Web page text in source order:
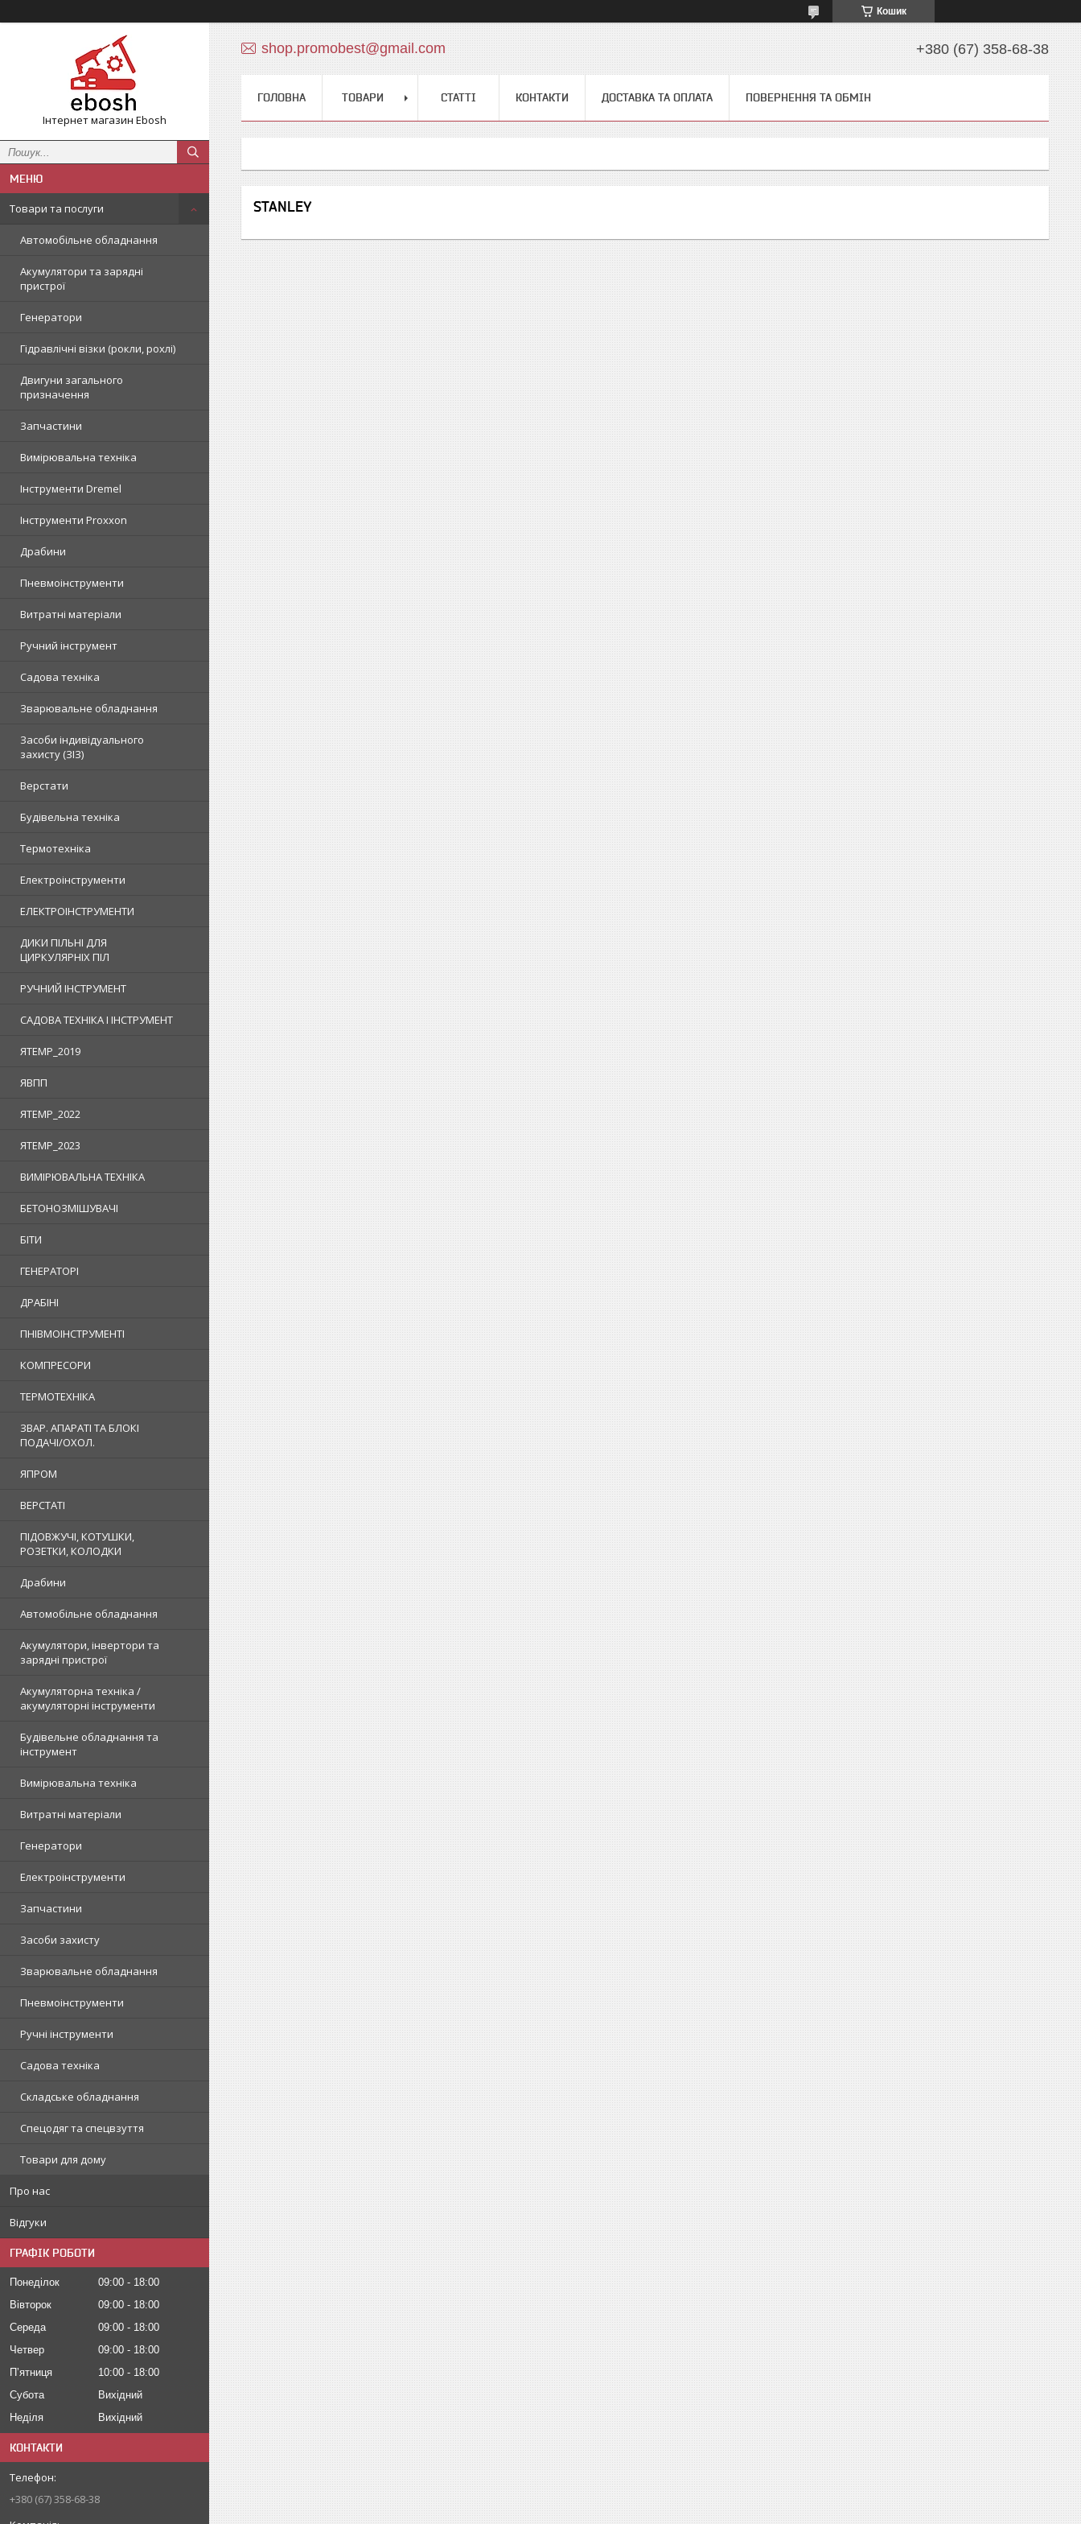
Кошик
Інтернет магазин Ebosh
Товари та послуги
Автомобільне обладнання
Акумулятори та зарядні
пристрої
Генератори
Гідравлічні візки (рокли, рохлі)
Двигуни загального
призначення
Запчастини
Вимірювальна техніка
Інструменти Dremel
Інструменти Proxxon
Драбини
Пневмоінструменти
Витратні матеріали
Ручний інструмент
Садова техніка
Зварювальне обладнання
Засоби індивідуального
захисту (ЗІЗ)
Верстати
Будівельна техніка
Термотехніка
Електроінструменти
ЕЛЕКТРОІНСТРУМЕНТИ
ДИКИ ПІЛЬНІ ДЛЯ
ЦИРКУЛЯРНІХ ПІЛ
РУЧНИЙ ІНСТРУМЕНТ
САДОВА ТЕХНІКА І ІНСТРУМЕНТ
ЯTEMP_2019
ЯВПП
ЯTEMP_2022
ЯTEMP_2023
ВИМІРЮВАЛЬНА ТЕХНІКА
БЕТОНОЗМІШУВАЧІ
БІТИ
ГЕНЕРАТОРІ
ДРАБІНІ
ПНІВМОІНСТРУМЕНТІ
КОМПРЕСОРИ
ТЕРМОТЕХНІКА
ЗВАР. АПАРАТІ ТА БЛОКІ
ПОДАЧІ/ОХОЛ.
ЯПРОМ
ВЕРСТАТІ
ПІДОВЖУЧІ, КОТУШКИ,
РОЗЕТКИ, КОЛОДКИ
Драбини
Автомобільне обладнання
Акумулятори, інвертори та
зарядні пристрої
Акумуляторна техніка /
акумуляторні інструменти
Будівельне обладнання та
інструмент
Вимірювальна техніка
Витратні матеріали
Генератори
Електроінструменти
Запчастини
Засоби захисту
Зварювальне обладнання
Пневмоінструменти
Ручні інструменти
Садова техніка
Складське обладнання
Спецодяг та спецвзуття
Товари для дому
Про нас
Відгуки
ГРАФІК РОБОТИ
Понеділок 09:00
18:00
Вівторок
09:00
18:00
Середа
09:00
18:00
Четвер
09:00
18:00
Пʼятниця
10:00
18:00
Субота
Вихідний
Неділя
Вихідний
КОНТАКТИ
+380 (67) 358-68-38
shop.promobest@gmail.com +380 (67) 358-68-38
ГОЛОВНА ТОВАРИ СТАТТІ КОНТАКТИ ДОСТАВКА ТА ОПЛАТА ПОВЕРНЕННЯ ТА ОБМІН
STANLEY